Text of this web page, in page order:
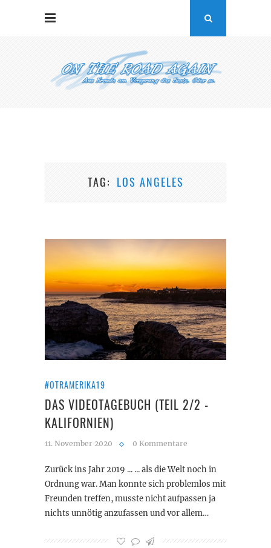
TAG LOS ANGELES
#OTRAMERIKA19
DAS VIDEOTAGEBUCH (TEIL 2/2 -
KALIFORNIEN)
11. November 2020 0 Kommentare
Zurück ins Jahr 2019 ... ... als die Welt noch in
Ordnung war. Man konnte sich problemlos mit
Freunden treffen, musste nicht aufpassen ja
nichts unnötig anzufassen und vor allem…